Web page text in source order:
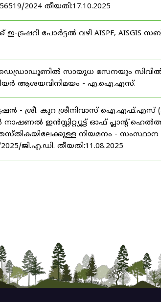
2024 തീയതി:17.10.2025
ട്രഷറി പോർട്ടൽ വഴി AISPF,
ഡെഡ്രാഡൂണിൽ സായുധ സേനയും
ആശയവിനിമയം - എ.ഐ.എസ്.
- ശ്രീ. കുറ ശ്രീനിവാസ് ഐ.എഫ്.എസ്
ഇൻസ്റ്റിറ്റ്യൂട്ട് ഓഫ് പ്ലാന്റ്
നിയമനം - സംസ്ഥാന
ജി.എ.ഡി. തീയതി:11.08.2025